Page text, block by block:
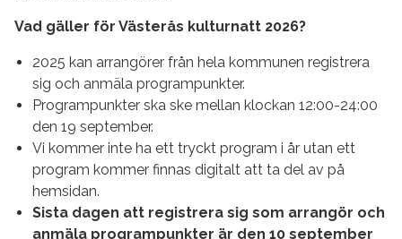
Vad gäller för Västerås kulturnatt 2026?
2025 kan arrangörer från hela kommunen registrera
sig och anmäla programpunkter.
Programpunkter ska ske mellan klockan 12:00-24:00
den 19 september.
Vi kommer inte ha ett tryckt program i år utan ett
program kommer finnas digitalt att ta del av på
hemsidan.
Sista dagen att registrera sig som arrangör och
anmäla programpunkter är den 10 september